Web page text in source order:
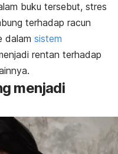
buku tersebut, stres
terhadap racun
dalam sistem
rentan terhadap
menjadi